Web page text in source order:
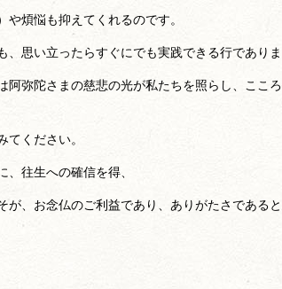
煩悩も抑えてくれるのです。
思い立ったらすぐにでも実践できる行でありま
弥陀さまの慈悲の光が私たちを照らし、こころ
てください。
往生への確信を得、
、お念仏のご利益であり、ありがたさであると